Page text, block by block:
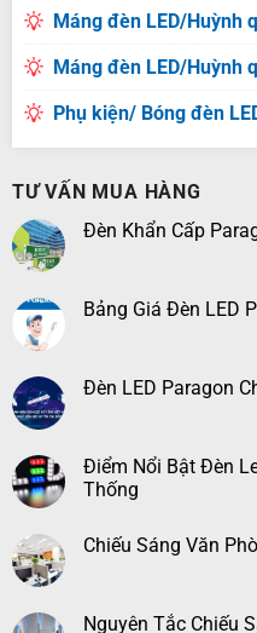
Máng đèn LED/Huỳnh
Máng đèn LED/Huỳnh
Phụ kiện/ Bóng đèn
TƯ VẤN MUA HÀNG
Đèn Khẩn Cấp
Bảng Giá Đèn LED
Đèn LED Paragon
Điểm Nổi Bật Đèn
Thống
Chiếu Sáng Văn
Nguyên Tắc Chiếu